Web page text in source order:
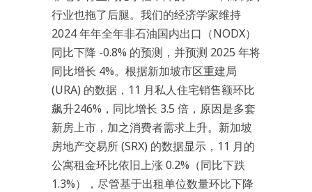
行业也拖了后腿。我们的经济学家维持
2024 年年全年非石油国内出口（NODX）
同比下降 -0.8% 的预测，并预测 2025 年将
同比增长 4%。根据新加坡市区重建局
(URA) 的数据，11 月私人住宅销售额环比
飙升246%，同比增长 3.5 倍，原因是多套
新房上市，加之消费者需求上升。新加坡
房地产交易所 (SRX) 的数据显示，11 月的
公寓租金环比依旧上涨 0.2%（同比下跌
1.3%），尽管基于出租单位数量环比下降